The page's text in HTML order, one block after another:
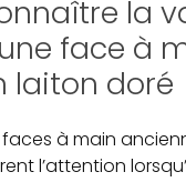
la
face à
laiton doré
faces à main
l’attention